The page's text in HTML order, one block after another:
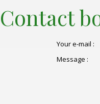
Contact
Your e-mail :
Message :